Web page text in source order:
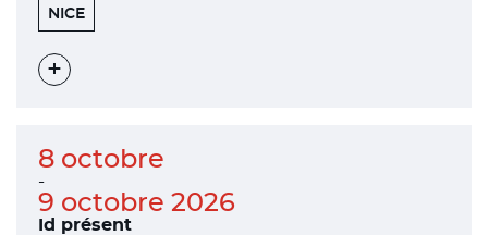
455
PROMENADE
ANGLAIS
NICE
Voir
8 octobre
-
9 octobre 2026
Id présent